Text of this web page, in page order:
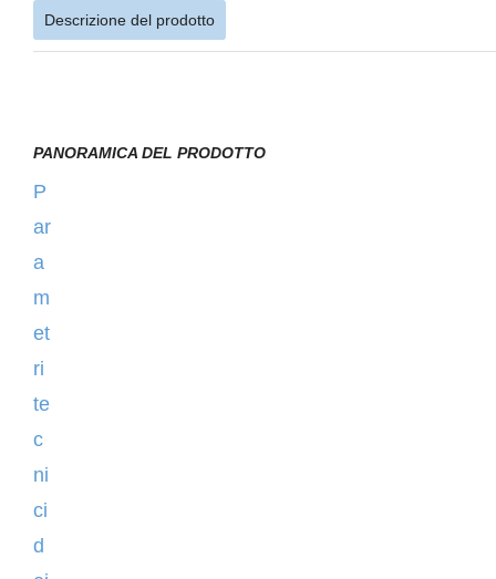
Descrizione del prodotto
PANORAMICA DEL PRODOTTO
P
ar
a
m
et
ri
te
c
ni
ci
d